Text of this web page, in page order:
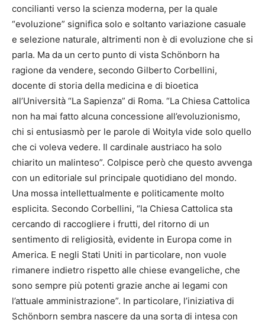
concilianti verso la scienza moderna, per la quale
“evoluzione” significa solo e soltanto variazione casuale
e selezione naturale, altrimenti non è di evoluzione che si
parla. Ma da un certo punto di vista Schönborn ha
ragione da vendere, secondo Gilberto Corbellini,
docente di storia della medicina e di bioetica
all’Università “La Sapienza” di Roma. “La Chiesa Cattolica
non ha mai fatto alcuna concessione all’evoluzionismo,
chi si entusiasmò per le parole di Woityla vide solo quello
che ci voleva vedere. Il cardinale austriaco ha solo
chiarito un malinteso”. Colpisce però che questo avvenga
con un editoriale sul principale quotidiano del mondo.
Una mossa intellettualmente e politicamente molto
esplicita. Secondo Corbellini, “la Chiesa Cattolica sta
cercando di raccogliere i frutti, del ritorno di un
sentimento di religiosità, evidente in Europa come in
America. E negli Stati Uniti in particolare, non vuole
rimanere indietro rispetto alle chiese evangeliche, che
sono sempre più potenti grazie anche ai legami con
l’attuale amministrazione”. In particolare, l’iniziativa di
Schönborn sembra nascere da una sorta di intesa con